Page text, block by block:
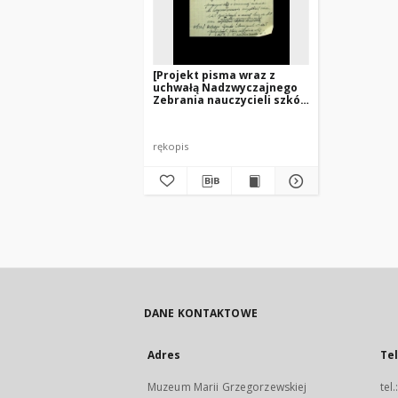
[Projekt pisma wraz z
uchwałą Nadzwyczajnego
Zebrania nauczycieli szkół
Zawodowej Szkolnictwa
rękopis
DANE KONTAKTOWE
Adres
Muzeum Marii Grzegorzewskiej